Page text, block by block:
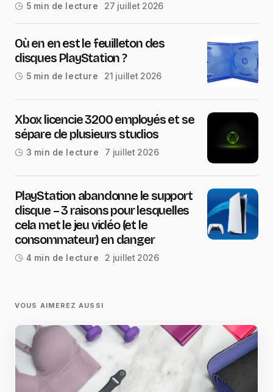
5 min de lecture 27 juillet 2026
Où en en est le feuilleton des
disques PlayStation ?
5 min de lecture 21 juillet 2026
Xbox licencie 3200 employés et se
sépare de plusieurs studios
3 min de lecture 7 juillet 2026
PlayStation abandonne le support
disque – 3 raisons pour lesquelles
cela met le jeu vidéo (et le
consommateur) en danger
4 min de lecture 2 juillet 2026
VOUS AIMEREZ AUSSI